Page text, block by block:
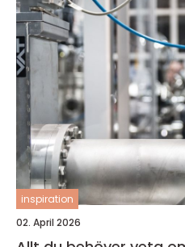
inspiration
02. April 2026